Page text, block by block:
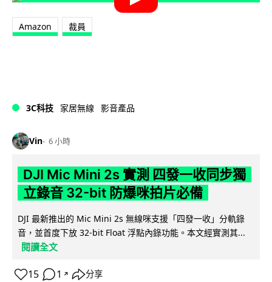
Amazon 裁員
3C科技 家居無線 影音產品
Vin 6 小時
DJI Mic Mini 2s 實測 四發一收同步獨
立錄音 32-bit 防爆咪拍片必備
DJI 最新推出的 Mic Mini 2s 無線咪支援「四發一收」分軌錄
音，並首度下放 32-bit Float 浮點內錄功能。本文經實測其...
閱讀全文
15 1 ↗ 分享